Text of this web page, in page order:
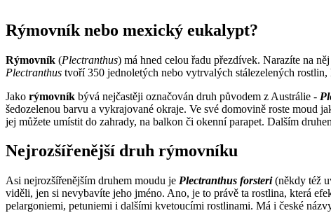
Rýmovník nebo mexický eukalypt?
Rýmovník (Plectranthus) má hned celou řadu přezdívek. Narazíte na
Plectranthus tvoří 350 jednoletých nebo vytrvalých stálezelených
Jako rýmovník bývá nejčastěji označován druh původem z Austrálie -
šedozelenou barvu a vykrajované okraje. Ve své domovině roste moud
jej můžete umístit do zahrady, na balkon či okenní parapet. Dalším
Nejrozšířenější druh rýmovníku
Asi nejrozšířenějším druhem moudu je Plectranthus forsteri (někdy též
viděli, jen si nevybavíte jeho jméno. Ano, je to právě ta rostlina, která
pelargoniemi, petuniemi i dalšími kvetoucími rostlinami. Má i české